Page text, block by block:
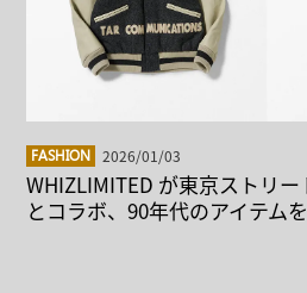
FASHION 2026/01/03
WHIZLIMITED が東京ストリ
とコラボ、90年代のアイテム